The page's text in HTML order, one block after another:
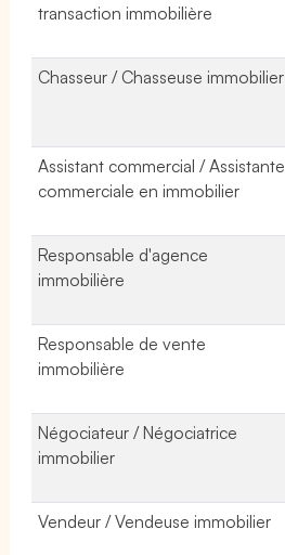
transaction immobilière
Chasseur / Chasseuse immobilier
Assistant commercial / Assistante
commerciale en immobilier
Responsable d'agence
immobilière
Responsable de vente
immobilière
Négociateur / Négociatrice
immobilier
Vendeur / Vendeuse immobilier